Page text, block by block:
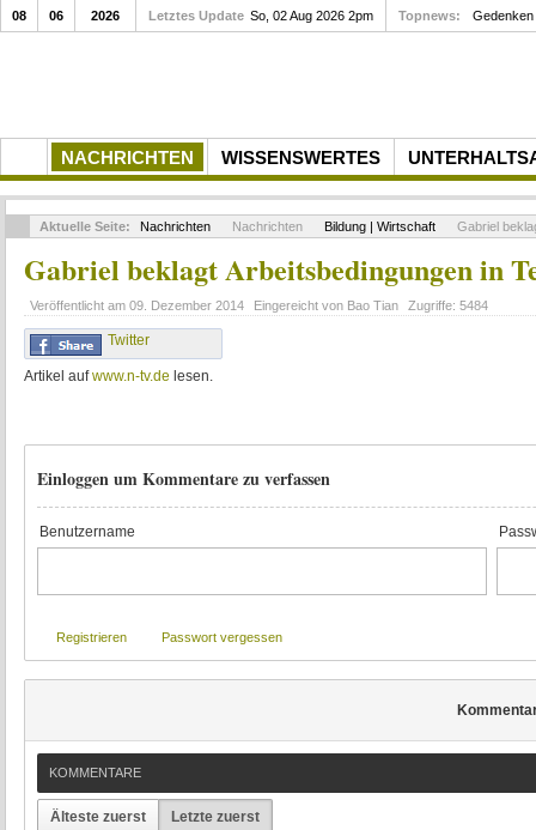
NACHRICHTEN WISSENSWERTES
08 06 2026 Letztes Update So, 02 Aug 2026 2pm Topnews: Gedenken
Aktuelle Seite: Nachrichten Nachrichten Bildung | Wirtschaft Gabriel
Gabriel beklagt Arbeitsbedingungen in
Veröffentlicht am 09. Dezember 2014 Eingereicht von Bao Tian Zugriffe: 5484
Twitter
Artikel aufwww.n-tv.de lesen.
Einloggen um Kommentare zu verfassen
Benutzername
Registrieren Passwort vergessen
KOMMENTARE
Älteste zuerst Letzte zuerst